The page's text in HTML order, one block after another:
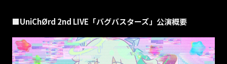
■UniChØrd 2nd LIVE「バグバスターズ」公演概要